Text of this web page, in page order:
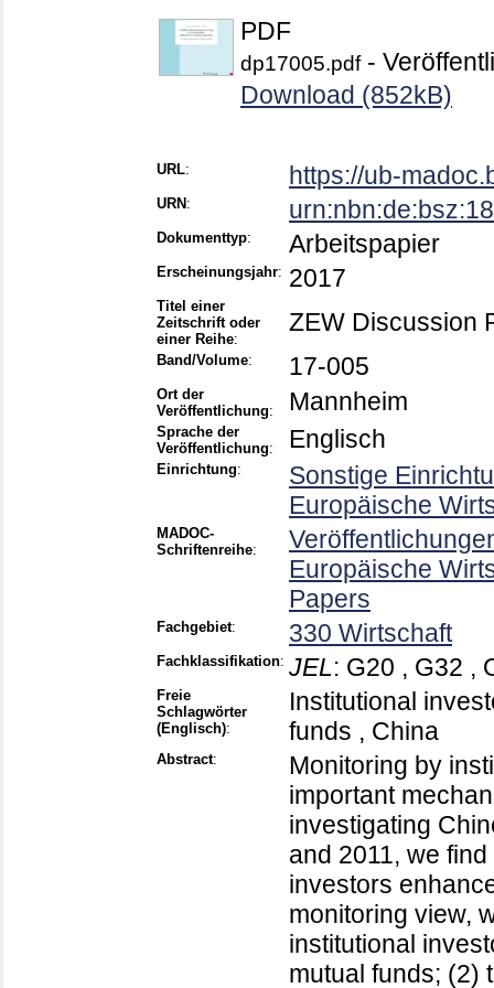
PDF
dp17005.pdf-
Download (852kB)
URL: https://ub-
URN :
Dokumenttyp: Arbeitspapier
Erscheinungsjahr: 2017
Titel einer
Zeitschrift oder
einer Reihe:
ZEW Discussion
Band/Volume: 17-005
Ort der
Veröffentlichung: Mannheim
Sprache der
Veröffentlichung: Englisch
Einrichtung:
Sonstige
Europäische
MADOC-
Schriftenreihe:
Europäische
Papers
Fachgebiet: 330 Wirtschaft
Fachklassifikation: JEL: G20 , G32 ,
Freie
Schlagwörter
(Englisch):
Institutional
funds , China
Abstract:
Monitoring by
important
investigating
and 2011, we
investors
monitoring view,
institutional
mutual funds; (2)